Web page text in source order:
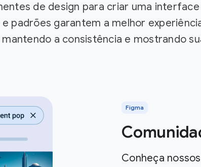
de design para criar uma
padrões garantem a melhor
mantendo a consistência e mostrando
Figma
Conheça